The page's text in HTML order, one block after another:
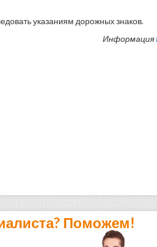
указаниям дорожных знаков.
Информация
Поможем!